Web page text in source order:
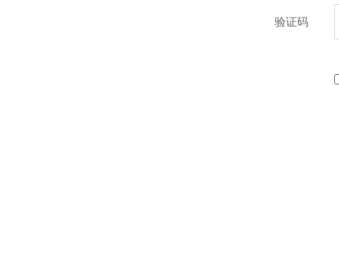
验证码